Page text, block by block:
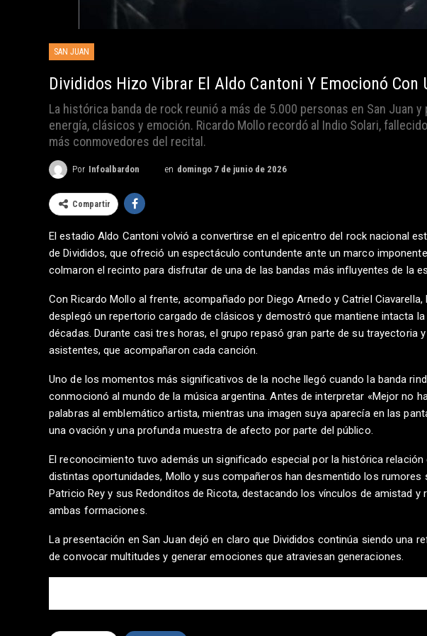
SAN JUAN
Divididos Hizo Vibrar El Aldo Cantoni Y Emocionó Con
La histórica banda de rock reunió a más de 5.000 personas en San Juan
energía, clásicos y emoción. Ricardo Mollo recordó al Indio Solari,
más conmovedores del recital.
Por Infoalbardon en domingo 7 de junio de 2026
Compartir
El estadio Aldo Cantoni volvió a convertirse en el epicentro del rock nacional
de Divididos, que ofreció un espectáculo contundente ante un marco
colmaron el recinto para disfrutar de una de las bandas más influyentes de la
Con Ricardo Mollo al frente, acompañado por Diego Arnedo y Catriel
desplegó un repertorio cargado de clásicos y demostró que mantiene intacta
décadas. Durante casi tres horas, el grupo repasó gran parte de su trayectoria
asistentes, que acompañaron cada canción.
Uno de los momentos más significativos de la noche llegó cuando la banda
conmocionó al mundo de la música argentina. Antes de interpretar «Mejor no
palabras al emblemático artista, mientras una imagen suya aparecía en las
una ovación y una profunda muestra de afecto por parte del público.
El reconocimiento tuvo además un significado especial por la histórica relación
distintas oportunidades, Mollo y sus compañeros han desmentido los rumores
Patricio Rey y sus Redonditos de Ricota, destacando los vínculos de amistad
ambas formaciones.
La presentación en San Juan dejó en claro que Divididos continúa siendo una
de convocar multitudes y generar emociones que atraviesan generaciones.